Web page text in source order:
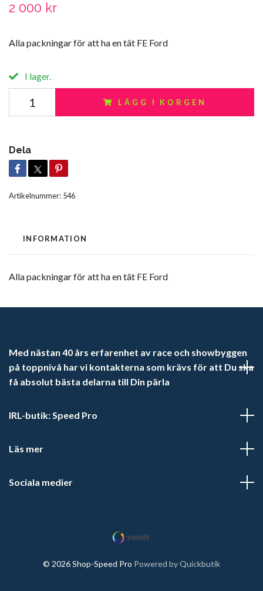
2 000 kr
Alla packningar för att ha en tät FE Ford
I lager.
LÄGG I KORGEN
Dela
Artikelnummer: 546
INFORMATION
Alla packningar för att ha en tät FE Ford
Med nästan 40 års erfarenhet av race och showbyggen
på toppnivå har vi kontakterna som krävs för att Du ska
få absolut bästa delarna till Din pärla
IRL-butik: Speed Pro
Läs mer
Sociala medier
© 2026 Shop-Speed Pro Powered by Quickbutik